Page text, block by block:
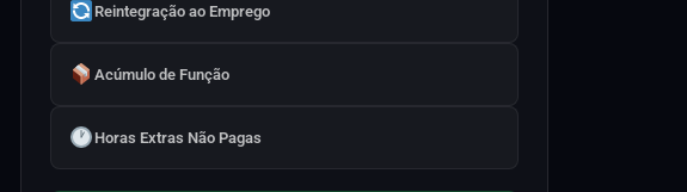
Reintegração ao Emprego
Acúmulo de Função
Horas Extras Não Pagas